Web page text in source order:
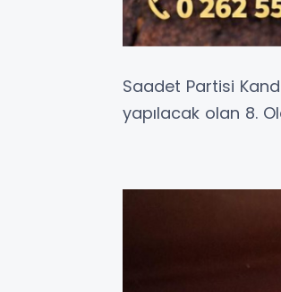
Saadet Partisi
yapılacak olan 8.